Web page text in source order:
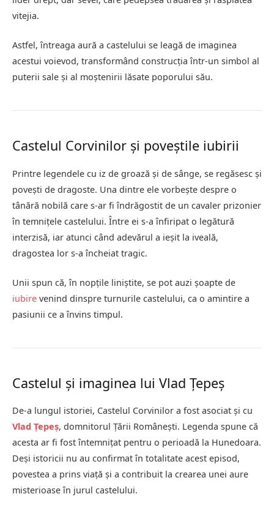
vitejia.
Astfel, întreaga aură a castelului se leagă de imaginea
acestui voievod, transformând construcția într-un simbol al
puterii sale și al moștenirii lăsate poporului său.
Castelul Corvinilor și poveștile iubirii
Printre legendele cu iz de groază și de sânge, se regăsesc și
povești de dragoste. Una dintre ele vorbește despre o
tânără nobilă care s-ar fi îndrăgostit de un cavaler prizonier
în temnițele castelului. Între ei s-a înfiripat o legătură
interzisă, iar atunci când adevărul a ieșit la iveală,
dragostea lor s-a încheiat tragic.
Unii spun că, în nopțile liniștite, se pot auzi șoapte de
iubire venind dinspre turnurile castelului, ca o amintire a
pasiunii ce a învins timpul.
Castelul și imaginea lui Vlad Țepeș
De-a lungul istoriei, Castelul Corvinilor a fost asociat și cu
Vlad Țepeș, domnitorul Țării Românești. Legenda spune că
acesta ar fi fost întemnițat pentru o perioadă la Hunedoara.
Deși istoricii nu au confirmat în totalitate acest episod,
povestea a prins viață și a contribuit la crearea unei aure
misterioase în jurul castelului.